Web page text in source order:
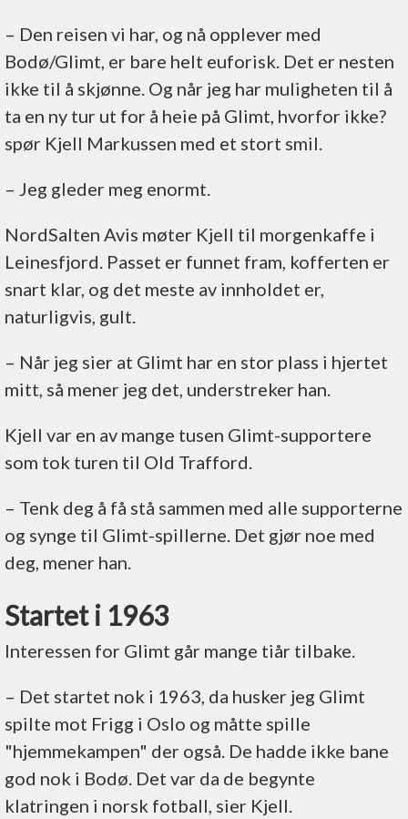
– Den reisen vi har, og nå opplever med
Bodø/Glimt, er bare helt euforisk. Det er nesten
ikke til å skjønne. Og når jeg har muligheten til å
ta en ny tur ut for å heie på Glimt, hvorfor ikke?
spør Kjell Markussen med et stort smil.
– Jeg gleder meg enormt.
NordSalten Avis møter Kjell til morgenkaffe i
Leinesfjord. Passet er funnet fram, kofferten er
snart klar, og det meste av innholdet er,
naturligvis, gult.
– Når jeg sier at Glimt har en stor plass i hjertet
mitt, så mener jeg det, understreker han.
Kjell var en av mange tusen Glimt-supportere
som tok turen til Old Trafford.
– Tenk deg å få stå sammen med alle supporterne
og synge til Glimt-spillerne. Det gjør noe med
deg, mener han.
Startet i 1963
Interessen for Glimt går mange tiår tilbake.
– Det startet nok i 1963, da husker jeg Glimt
spilte mot Frigg i Oslo og måtte spille
"hjemmekampen" der også. De hadde ikke bane
god nok i Bodø. Det var da de begynte
klatringen i norsk fotball, sier Kjell.